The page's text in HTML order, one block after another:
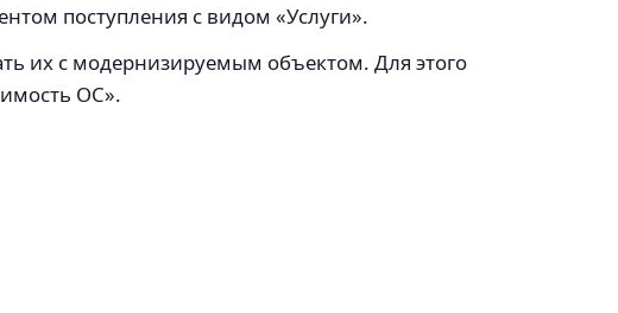
поступления с видом «Услуги».
их с модернизируемым объектом. Для этого
ОС».